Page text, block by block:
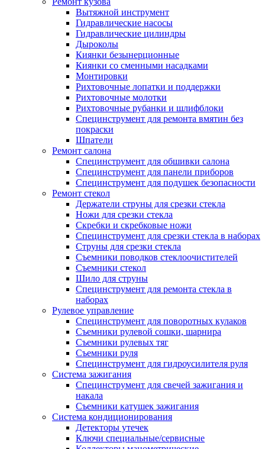
Вытяжной инструмент
Гидравлические насосы
Гидравлические цилиндры
Дыроколы
Киянки безынерционные
Киянки со сменными насадками
Монтировки
Рихтовочные лопатки и поддержки
Рихтовочные молотки
Рихтовочные рубанки и шлифблоки
Специнструмент для ремонта вмятин без
покраски
Шпатели
Ремонт салона
Специнструмент для обшивки салона
Специнструмент для панели приборов
Специнструмент для подушек безопасности
Ремонт стекол
Держатели струны для срезки стекла
Ножи для срезки стекла
Скребки и скребковые ножи
Специнструмент для срезки стекла в наборах
Струны для срезки стекла
Съемники поводков стеклоочистителей
Съемники стекол
Шило для струны
Специнструмент для ремонта стекла в
наборах
Рулевое управление
Специнструмент для поворотных кулаков
Съемники рулевой сошки, шарнира
Съемники рулевых тяг
Съемники руля
Специнструмент для гидроусилителя руля
Система зажигания
Специнструмент для свечей зажигания и
накала
Съемники катушек зажигания
Система кондиционирования
Детекторы утечек
Ключи специальные/сервисные